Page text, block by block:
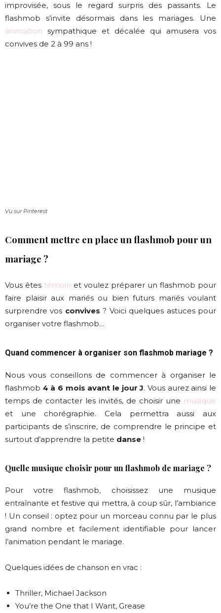
improvisée, sous le regard surpris des passants. Le
flashmob s’invite désormais dans les mariages. Une
animation sympathique et décalée qui amusera vos
convives de 2 à 99 ans !
Vu sur Pinterest
Comment mettre en place un flashmob pour un
mariage ?
Vous êtes témoin et voulez préparer un flashmob pour
faire plaisir aux mariés ou bien futurs mariés voulant
surprendre vos convives ? Voici quelques astuces pour
organiser votre flashmob…
Quand commencer à organiser son flashmob mariage ?
Nous vous conseillons de commencer à organiser le
flashmob 4 à 6 mois avant le jour J. Vous aurez ainsi le
temps de contacter les invités, de choisir une musique
et une chorégraphie. Cela permettra aussi aux
participants de s’inscrire, de comprendre le principe et
surtout d’apprendre la petite danse !
Quelle musique choisir pour un flashmob de mariage ?
Pour votre flashmob, choisissez une musique
entraînante et festive qui mettra, à coup sûr, l’ambiance
! Un conseil : optez pour un morceau connu par le plus
grand nombre et facilement identifiable pour lancer
l’animation pendant le mariage.
Quelques idées de chanson en vrac :
Thriller, Michael Jackson
You’re the One that I Want, Grease